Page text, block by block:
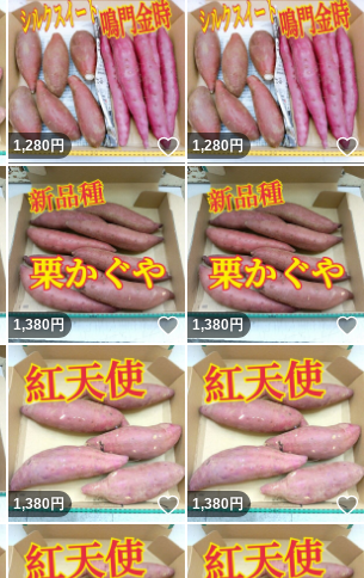
いいね！
1,280円 いいね！
1,280円
いいね！
1,380円 いいね！
1,380円
いいね！
1,380円 いいね！
1,380円